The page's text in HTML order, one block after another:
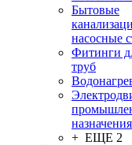
Бытовые
насосные
Фитинги
труб
назначения
+ ЕЩЕ 2